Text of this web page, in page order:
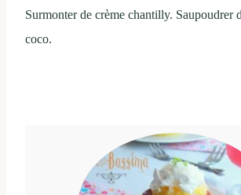
Surmonter de crème chantilly. Saupoudrer
coco.